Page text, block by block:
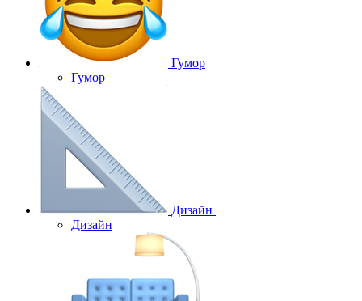
Гумор
Гумор
Дизайн
Дизайн